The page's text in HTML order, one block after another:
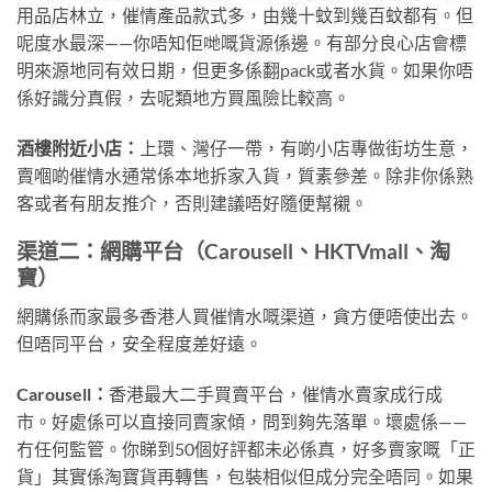
用品店林立，催情產品款式多，由幾十蚊到幾百蚊都有。但
呢度水最深——你唔知佢哋嘅貨源係邊。有部分良心店會標
明來源地同有效日期，但更多係翻pack或者水貨。如果你唔
係好識分真假，去呢類地方買風險比較高。
酒樓附近小店：
上環、灣仔一帶，有啲小店專做街坊生意，
賣嗰啲催情水通常係本地拆家入貨，質素參差。除非你係熟
客或者有朋友推介，否則建議唔好隨便幫襯。
渠道二：網購平台（Carousell、HKTVmall、淘
寶）
網購係而家最多香港人買催情水嘅渠道，貪方便唔使出去。
但唔同平台，安全程度差好遠。
Carousell： 香港最大二手買賣平台，催情水賣家成行成
市。好處係可以直接同賣家傾，問到夠先落單。壞處係——
冇任何監管。你睇到50個好評都未必係真，好多賣家嘅「正
貨」其實係淘寶貨再轉售，包裝相似但成分完全唔同。如果